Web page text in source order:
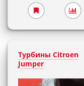
Турбины Citroen
Jumper